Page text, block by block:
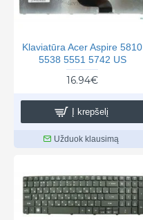
Klaviatūra Acer Aspire 5810
5538 5551 5742 US
16.94€
Į krepšelį
Užduok klausimą